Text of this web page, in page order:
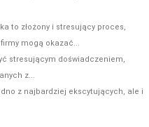
to złożony i stresujący proces,
mogą okazać...
stresującym doświadczeniem,
z...
z najbardziej ekscytujących, ale i